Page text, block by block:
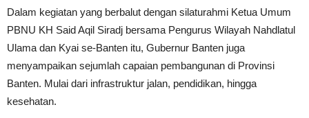
Dalam kegiatan yang berbalut dengan silaturahmi Ketua Umum
PBNU KH Said Aqil Siradj bersama Pengurus Wilayah Nahdlatul
Ulama dan Kyai se-Banten itu, Gubernur Banten juga
menyampaikan sejumlah capaian pembangunan di Provinsi
Banten. Mulai dari infrastruktur jalan, pendidikan, hingga
kesehatan.